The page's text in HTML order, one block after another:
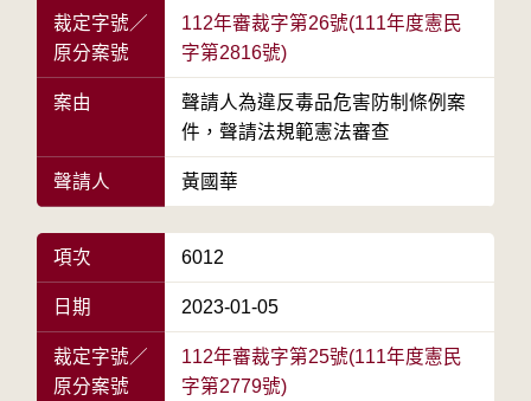
裁定字號／
原分案號
112年審裁字第26號(111年度憲民
字第2816號)
案由
聲請人為違反毒品危害防制條例案
件，聲請法規範憲法審查
聲請人 黃國華
項次 6012
日期 2023-01-05
裁定字號／
原分案號
112年審裁字第25號(111年度憲民
字第2779號)